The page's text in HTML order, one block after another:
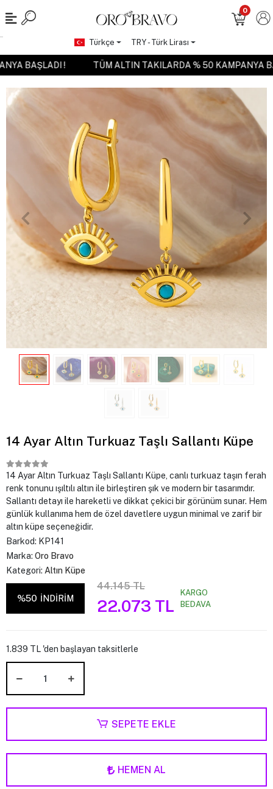
BAŞLADI ! TÜM ALTIN TAKILARDA % 50 KAMPANYA
0
Türkçe TRY - Türk Lirası
14 Ayar Altın Turkuaz Taşlı Sallantı Küpe
14 Ayar Altın Turkuaz Taşlı Sallantı Küpe, canlı turkuaz taşın ferah
renk tonunu ışıltılı altın ile birleştiren şık ve modern bir tasarımdır.
Sallantı detayı ile hareketli ve dikkat çekici bir görünüm sunar. Hem
günlük kullanıma hem de özel davetlere uygun minimal ve zarif bir
altın küpe seçeneğidir.
Barkod: KP141
Marka: Oro Bravo
Kategori: Altın Küpe
%50 İNDİRİM
44.145 TL
22.073 TL
KARGO
BEDAVA
1.839 TL 'den başlayan taksitlerle
SEPETE EKLE
HEMEN AL